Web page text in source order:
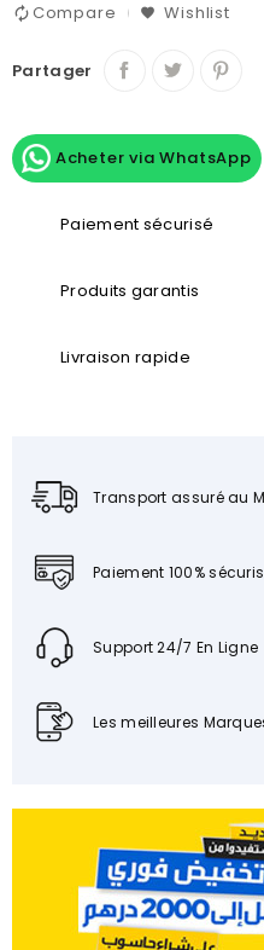
Compare Wishlist
Partager
Acheter via WhatsApp
Paiement sécurisé
Produits garantis
Livraison rapide
Transport assuré au
Paiement 100%
Support 24/7 En Ligne
Les meilleures